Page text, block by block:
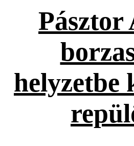
Pásztor
helyzetbe